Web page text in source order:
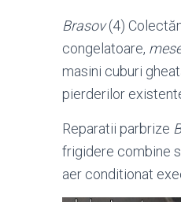
Brasov(4)
congelatoare,
masini cuburi
pierderilor
Reparatii parbrize
frigidere combine
aer conditionat